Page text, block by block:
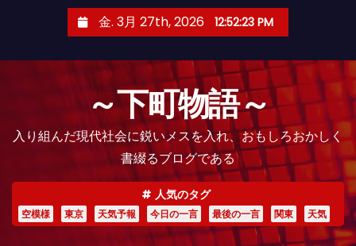
金. 3月 27th, 2026 12:52:25 PM
～下町物語～
入り組んだ現代社会に鋭いメスを入れ、おもしろおかしく
書綴るブログである
人気のタグ
空模様 東京 天気予報 今日の一言 最後の一言 関東 天気